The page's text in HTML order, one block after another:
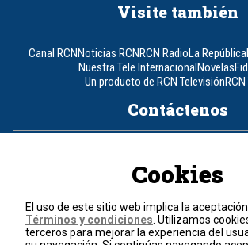
Visite también
Canal RCN Noticias RCN RCN RadioLa República
Nuestra Tele Internacional Novelas
Un producto de RCN Televisión
Contáctenos
Política de cookies
Términos y condiciones
Cookies
El uso de este sitio web implica la
Términos y condiciones . Utilizamos
terceros para mejorar la experiencia del